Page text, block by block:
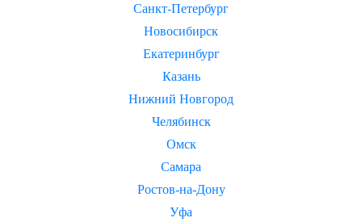
Санкт-Петербург
Новосибирск
Екатеринбург
Казань
Нижний Новгород
Челябинск
Омск
Самара
Ростов-на-Дону
Уфа